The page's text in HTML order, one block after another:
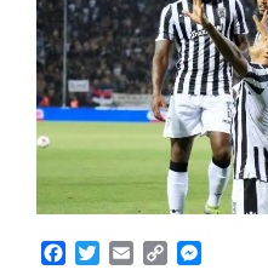
Facebook
TwitterEmailCopy